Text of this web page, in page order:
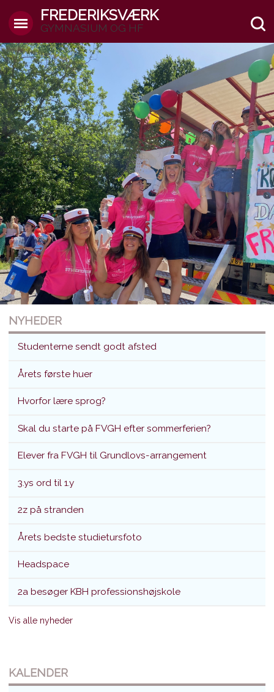
FREDERIKSVÆRK
GYMNASIUM OG HF
Studenterne sendt godt afsted
NYHEDER
Studenterne sendt godt afsted
Årets første huer
Hvorfor lære sprog?
Skal du starte på FVGH efter sommerferien?
Elever fra FVGH til Grundlovs-arrangement
3.ys ord til 1.y
2z på stranden
Årets bedste studietursfoto
Headspace
2a besøger KBH professionshøjskole
Vis alle nyheder
KALENDER